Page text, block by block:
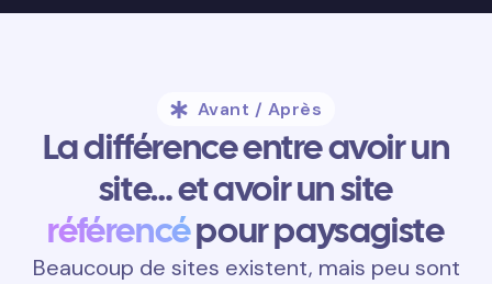
Avant / Après
La différence entre avoir un
site… et avoir un site
référencépour paysagiste
Beaucoup de sites existent, mais peu sont